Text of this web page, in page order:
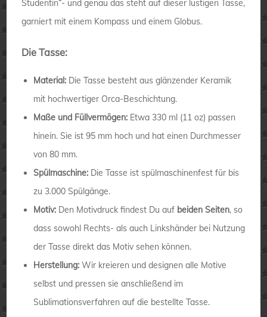
Studentin“- und genau das steht auf dieser lustigen Tasse,
garniert mit einem Kompass und einem Globus.
Die Tasse:
Material: Die Tasse besteht aus glänzender Keramik
mit hochwertiger Orca-Beschichtung.
Maße und Füllvermögen: Etwa 330 ml (11 oz) passen
hinein. Sie ist 95 mm hoch und hat einen Durchmesser
von 80 mm.
Spülmaschine: Die Tasse ist spülmaschinenfest für bis
zu 3.000 Spülgänge.
Motiv: Den Motivdruck findest Du auf beiden Seiten, so
dass sowohl Rechts- als auch Linkshänder bei Nutzung
der Tasse direkt das Motiv sehen können.
Herstellung:Wir kreieren und designen alle Motive
selbst und pressen sie anschließend im
Sublimationsverfahren auf die bestellte Tasse.